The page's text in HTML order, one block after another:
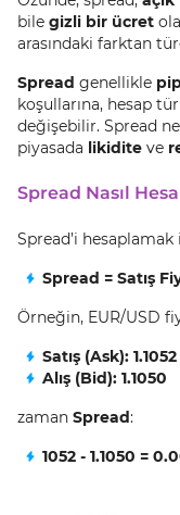
bile gizli bir ücret
arasındaki farktan
Spread genellikle
koşullarına, hesap
değişebilir. Spread
piyasada likidite ve
Spread Nasıl
Spread’i hesaplamak
Spread = Satış
Örneğin, EUR/USD
Satış (Ask): 1.1052
Alış (Bid): 1.1050
zaman Spread:
1052 - 1.1050 =